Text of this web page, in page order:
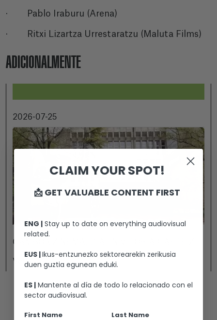
· Pablo Iraburu (Arena)
· Ritxi Lizartza Urrestaratzu (Maluta Films)
ADICIONALMENTE
2026-07-25
GAMBOA ZINEMALDIA EN VITORIA-GASTEIZ
Ver +
CLAIM YOUR SPOT!
📩 GET VALUABLE CONTENT FIRST
ENG | Stay up to date on everything audiovisual
related.
EUS |Ikus-entzunezko sektorearekin zerikusia
duen guztia egunean eduki.
ES | Mantente al día de todo lo relacionado con el
sector audiovisual.
First Name Last Name